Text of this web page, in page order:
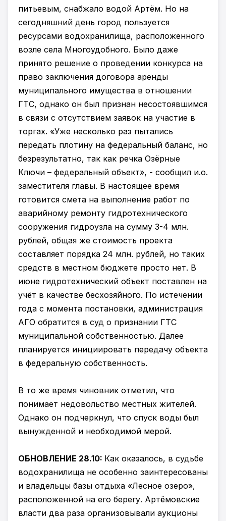
питьевым, снабжало водой Артём. Но на
сегодняшний день город пользуется
ресурсами водохранилища, расположенного
возле села Многоудобного. Было даже
принято решение о проведении конкурса на
право заключения договора аренды
муниципального имущества в отношении
ГТС, однако он был признан несостоявшимся
в связи с отсутствием заявок на участие в
торгах. «Уже несколько раз пытались
передать плотину на федеральный баланс, но
безрезультатно, так как речка Озёрные
Ключи – федеральный объект», - сообщил и.о.
заместителя главы. В настоящее время
готовится смета на выполнение работ по
аварийному ремонту гидротехнического
сооружения гидроузла на сумму 3-4 млн.
рублей, общая же стоимость проекта
составляет порядка 24 млн. рублей, но таких
средств в местном бюджете просто нет. В
июне гидротехнический объект поставлен на
учёт в качестве бесхозяйного. По истечении
года с момента постановки, администрация
АГО обратится в суд о признании ГТС
муниципальной собственностью. Далее
планируется инициировать передачу объекта
в федеральную собственность.
В то же время чиновник отметил, что
понимает недовольство местных жителей.
Однако он подчеркнул, что спуск воды был
вынужденной и необходимой мерой.
ОБНОВЛЕНИЕ 28.10: Как оказалось, в судьбе
водохранилища не особенно заинтересованы
и владельцы базы отдыха «Лесное озеро»,
расположенной на его берегу. Артёмовские
власти два раза организовывали аукционы